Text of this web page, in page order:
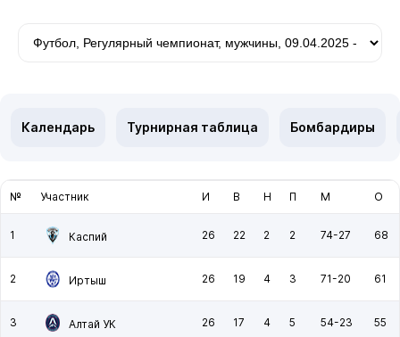
Календарь Турнирная таблица Бомбардиры
№ Участник И В Н П М О
1 Каспий 26 22 2 2 74-27 68
2 Иртыш 26 19 4 3 71-20 61
3 Алтай УК 26 17 4 5 54-23 55